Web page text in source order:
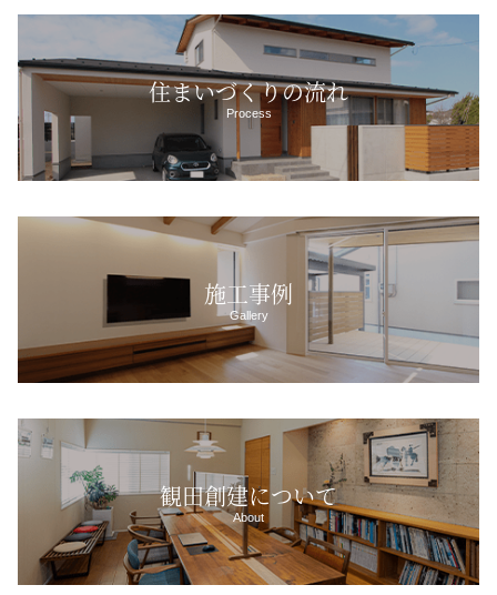
住まいづくりの流れ
Process
施工事例
Gallery
観田創建について
About